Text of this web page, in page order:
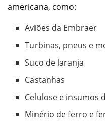
americana, como:
Aviões da Embraer
Turbinas, pneus e
Suco de laranja
Castanhas
Celulose e insumos
Minério de ferro e